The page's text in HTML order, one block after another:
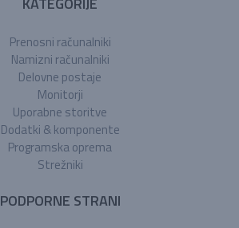
Prenosni računalniki
Namizni računalniki
Delovne postaje
Monitorji
Uporabne storitve
Dodatki & komponente
Programska oprema
Strežniki
PODPORNE STRANI